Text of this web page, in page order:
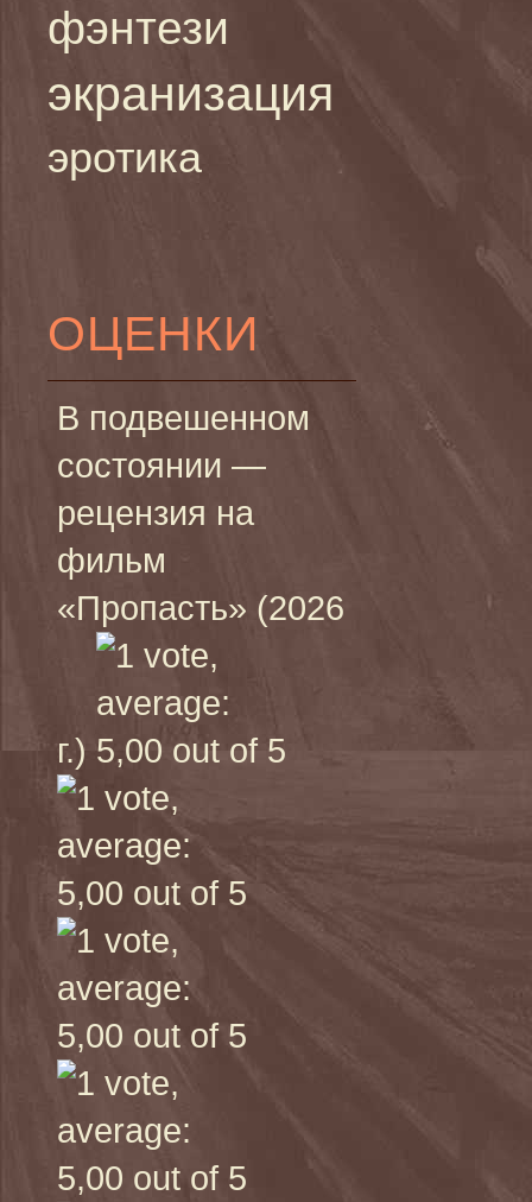
фэнтези
экранизация
эротика
ОЦЕНКИ
В подвешенном
состоянии —
рецензия на
фильм
«Пропасть» (2026
г.)